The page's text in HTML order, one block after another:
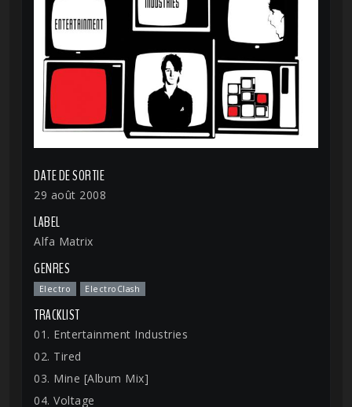
DATE DE SORTIE
29 août 2008
LABEL
Alfa Matrix
GENRES
Electro ElectroClash
TRACKLIST
01. Entertainment Industries
02. Tired
03. Mine [Album Mix]
04. Voltage